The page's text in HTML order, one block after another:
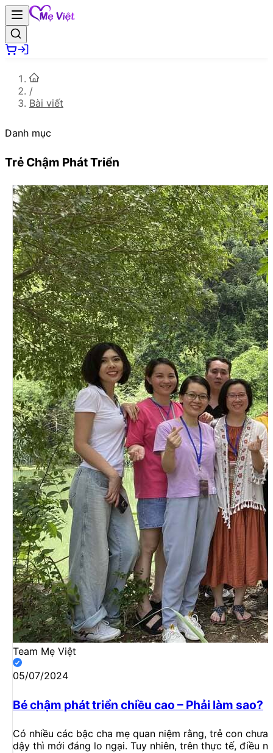
/
Bài viết
Danh mục
Trẻ Chậm Phát Triển
Team Mẹ Việt
05/07/2024
Bé chậm phát triển chiều cao – Phải làm sao?
Có nhiều các bậc cha mẹ quan niệm rằng, trẻ con
dậy thì mới đáng lo ngại. Tuy nhiên, trên thực tế, điều